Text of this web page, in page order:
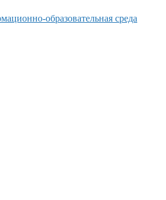
образовательная среда